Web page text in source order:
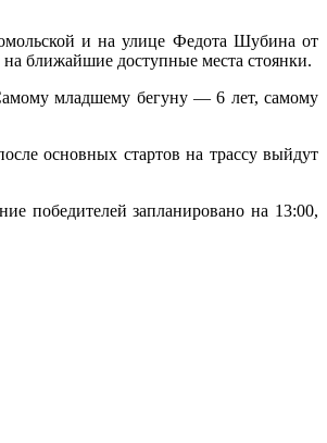
и на улице Федота Шубина от
ближайшие доступные места стоянки.
младшему бегуну — 6 лет, самому
основных стартов на трассу выйдут
победителей запланировано на 13:00,